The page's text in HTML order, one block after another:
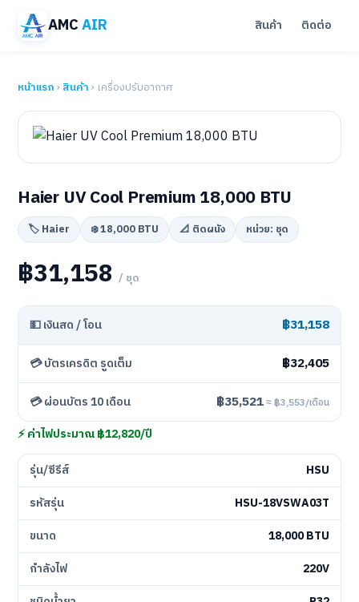
AMCAIR สินค้า ติดต่อ
หน้าแรก› สินค้า› เครื่องปรับอากาศ
Haier UV Cool Premium 18,000 BTU
🏷️ Haier ❄️ 18,000 BTU 📐 ติดผนัง หน่วย: ชุด
฿31,158 / ชุด
💵 เงินสด / โอน ฿31,158
💳 บัตรเครดิต รูดเต็ม ฿32,405
💳 ผ่อนบัตร 10 เดือน ฿35,521≈ ฿3,553/เดือน
⚡ ค่าไฟประมาณ ฿12,820/ปี
รุ่น/ซีรีส์
HSU
รหัสรุ่น
HSU-18VSWA03T
ขนาด
18,000 BTU
กำลังไฟ
220V